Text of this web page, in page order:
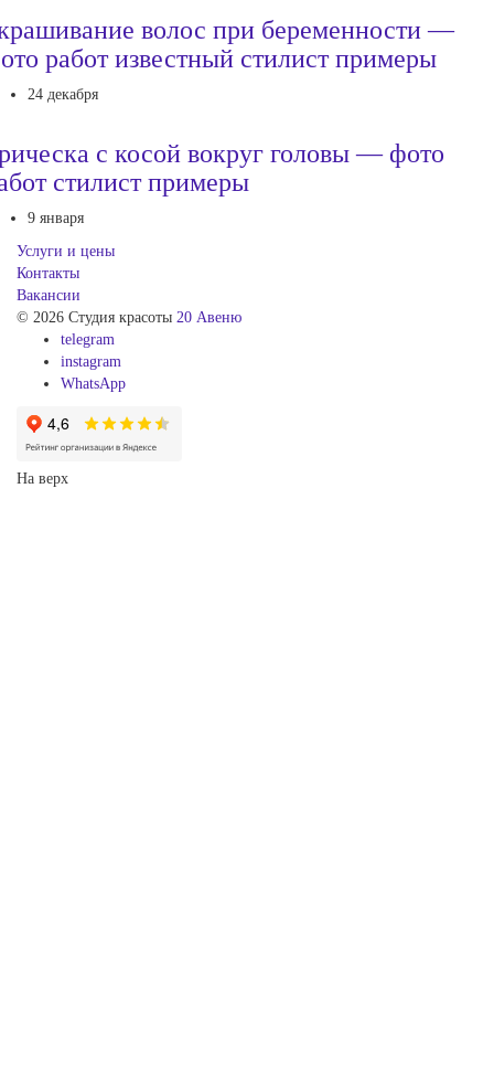
волос при беременности —
работ известный стилист примеры
24 декабря
с косой вокруг головы — фото
стилист примеры
9 января
Услуги и цены
Контакты
Вакансии
© 2026 Студия красоты 20 Авеню
telegram
instagram
WhatsApp
На верх